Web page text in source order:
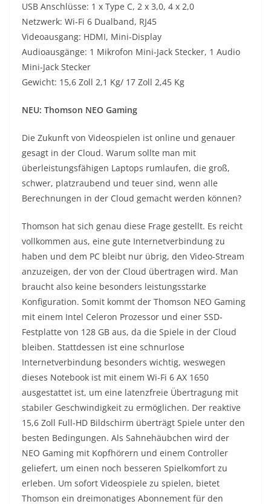
USB Anschlüsse: 1 x Type C, 2 x 3,0, 4 x 2,0
Netzwerk: Wi-Fi 6 Dualband, RJ45
Videoausgang: HDMI, Mini-Display
Audioausgänge: 1 Mikrofon Mini-Jack Stecker, 1 Audio
Mini-Jack Stecker
Gewicht: 15,6 Zoll 2,1 Kg/ 17 Zoll 2,45 Kg
NEU: Thomson NEO Gaming
Die Zukunft von Videospielen ist online und genauer
gesagt in der Cloud. Warum sollte man mit
überleistungsfähigen Laptops rumlaufen, die groß,
schwer, platzraubend und teuer sind, wenn alle
Berechnungen in der Cloud gemacht werden können?
Thomson hat sich genau diese Frage gestellt. Es reicht
vollkommen aus, eine gute Internetverbindung zu
haben und dem PC bleibt nur übrig, den Video-Stream
anzuzeigen, der von der Cloud übertragen wird. Man
braucht also keine besonders leistungsstarke
Konfiguration. Somit kommt der Thomson NEO Gaming
mit einem Intel Celeron Prozessor und einer SSD-
Festplatte von 128 GB aus, da die Spiele in der Cloud
bleiben. Stattdessen ist eine schnurlose
Internetverbindung besonders wichtig, weswegen
dieses Notebook ist mit einem Wi-Fi 6 AX 1650
ausgestattet ist, um eine latenzfreie Übertragung mit
stabiler Geschwindigkeit zu ermöglichen. Der reaktive
15,6 Zoll Full-HD Bildschirm überträgt Spiele unter den
besten Bedingungen. Als Sahnehäubchen wird der
NEO Gaming mit Kopfhörern und einem Controller
geliefert, um einen noch besseren Spielkomfort zu
erleben. Um sofort Videospiele zu spielen, bietet
Thomson ein dreimonatiges Abonnement für den